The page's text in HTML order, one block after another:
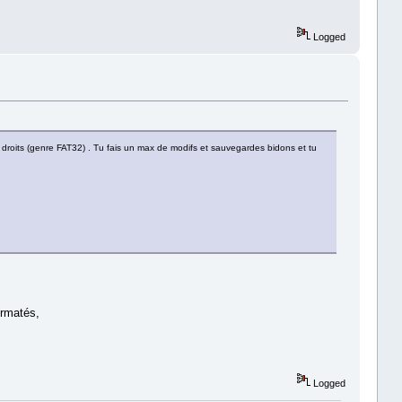
Logged
(genre FAT32) . Tu fais un max de modifs et sauvegardes bidons et tu
Logged